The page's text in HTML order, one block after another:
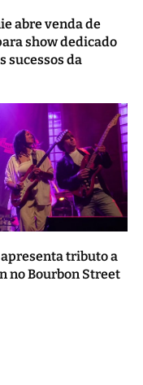
abre venda de
show dedicado
sucessos da
tributo a
no Bourbon Street